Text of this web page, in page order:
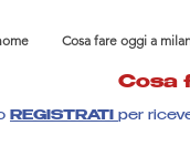
Cosa fare oggi a
Cosa
REGISTRATI per